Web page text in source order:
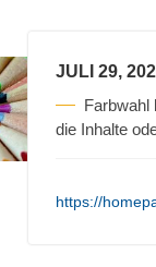
JULI 29,
Farbwahl
die Inhalte
https://